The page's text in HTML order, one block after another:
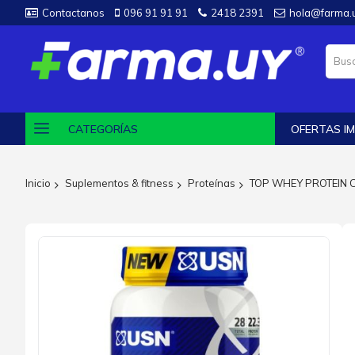
Contactanos 096 91 91 91 2418 2391
CATEGORÍAS OFERTAS
Inicio Suplementos & fitness Proteínas TOP WHEY PROTEIN